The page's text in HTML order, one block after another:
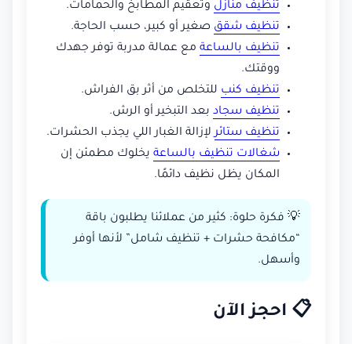
تنظيف منازل وتعقيم المطابخ والحمامات.
تنظيف شقق صغير أو كبير، حسب الحاجة.
تنظيف بالساعة مع عمالة مدربة توفر جهدك
ووقتك.
تنظيف كنب للتخلص من أثر بق الفراش.
تنظيف سجاد بعد التبخير أو الرش.
تنظيف ستائرلإزالة الغبار اللي يجذب الحشرات.
شغالات تنظيف بالساعة يخلوك مطمئن إن
المكان يظل نظيف دائمًا.
💡 فكرة حلوة: كثير من عملائنا يطلبون باقة
“مكافحة حشرات + تنظيف شامل” لأنها أوفر
وأسهل.
📋 احجز الآن